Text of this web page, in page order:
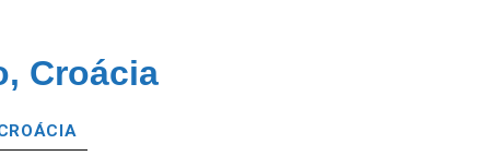
Croácia